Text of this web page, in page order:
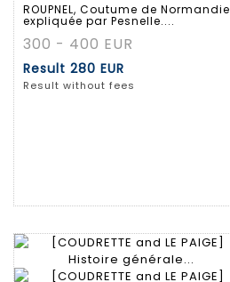
ROUPNEL, Coutume de Normandie
expliquée par Pesnelle....
300 - 400 EUR
Result 280 EUR
Result without fees